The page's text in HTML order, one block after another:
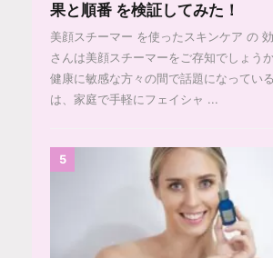
果と順番 を検証してみた！
美顔スチーマー を使ったスキンケア の
さんは美顔スチーマーをご存知でしょう
健康に敏感な方々の間で話題になってい
は、家庭で手軽にフェイシャ ...
5